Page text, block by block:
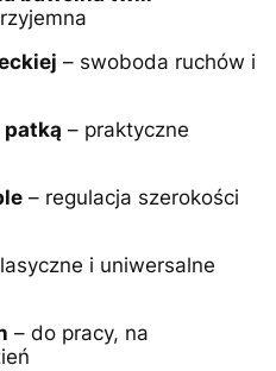
– swoboda ruchów i
patką – praktyczne
– regulacja szerokości
i uniwersalne
– do pracy, na